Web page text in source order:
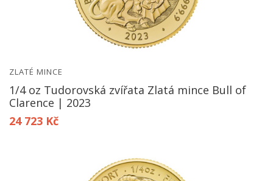
ZLATÉ MINCE
1/4 oz Tudorovská zvířata Zlatá mince Bull of
Clarence | 2023
24 723 Kč